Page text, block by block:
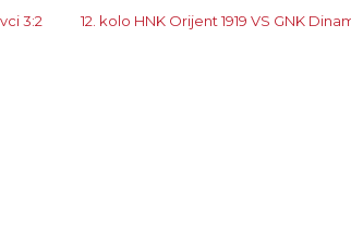
3:2 12. kolo HNK Orijent 1919 VS GNK